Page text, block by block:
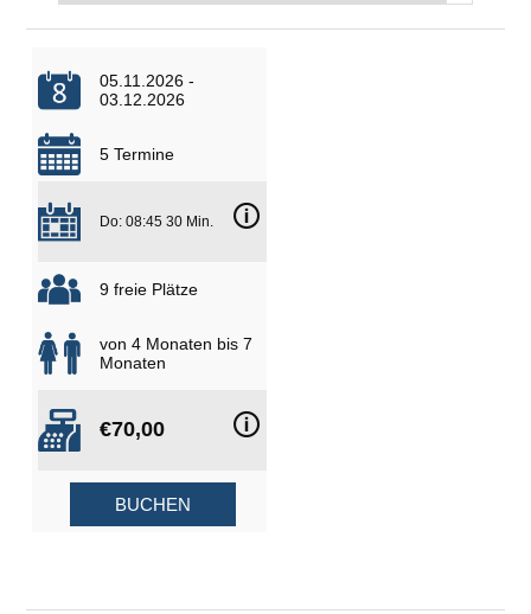
05.11.2026 -
03.12.2026
5 Termine
Do: 08:45 30 Min. 🛈
9 freie Plätze
von 4 Monaten bis 7
Monaten
€70,00 🛈
BUCHEN